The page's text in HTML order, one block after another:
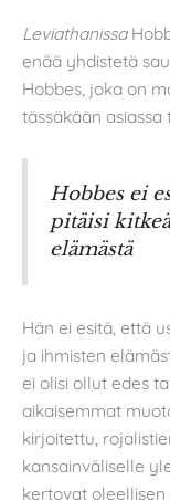
Leviathanissa
enää yhdistetä
Hobbes, joka on
tässäkään
Hobbes ei
pitäisi
elämästä
Hän ei esitä, että
ja ihmisten
ei olisi ollut edes
aikaisemmat
kirjoitettu,
kansainväliselle
kertovat